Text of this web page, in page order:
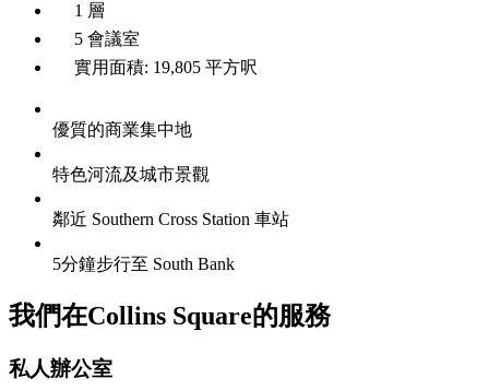
1 層
5 會議室
實用面積: 19,805 平方呎
優質的商業集中地
特色河流及城市景觀
鄰近 Southern Cross Station 車站
5分鐘步行至 South Bank
我們在Collins Square的服務
私人辦公室